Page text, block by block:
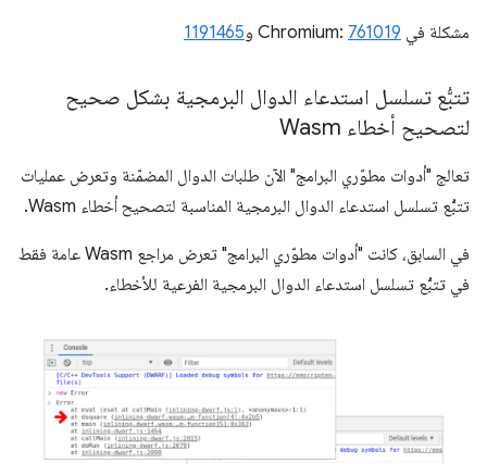
مشكلة في Chromium: 761019 و1191465
تتبُّع تسلسل استدعاء الدوال البرمجية بشكل صحيح
لتصحيح أخطاء Wasm
تعالج "أدوات مطوّري البرامج" الآن طلبات الدوال المضمّنة وتعرض عمليات
تتبُّع تسلسل استدعاء الدوال البرمجية المناسبة لتصحيح أخطاء Wasm.
في السابق، كانت "أدوات مطوّري البرامج" تعرض مراجع Wasm عامة فقط
في تتبُّع تسلسل استدعاء الدوال البرمجية الفرعية للأخطاء.